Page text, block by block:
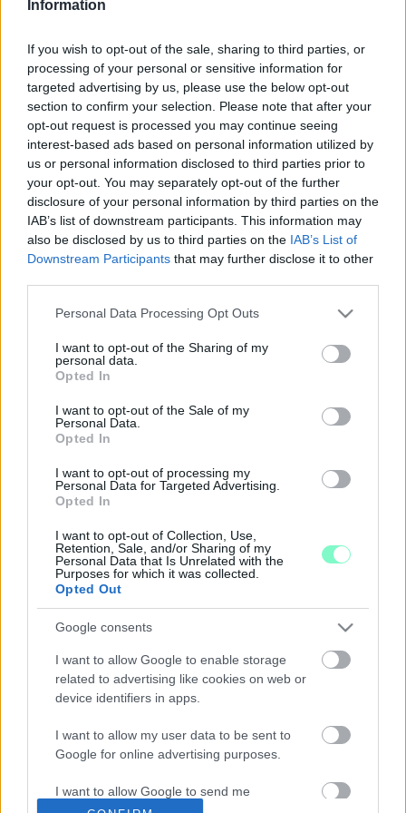
Information
If you wish to opt-out of the sale, sharing to third parties, or
processing of your personal or sensitive information for
targeted advertising by us, please use the below opt-out
section to confirm your selection. Please note that after your
opt-out request is processed you may continue seeing
interest-based ads based on personal information utilized by
us or personal information disclosed to third parties prior to
your opt-out. You may separately opt-out of the further
disclosure of your personal information by third parties on the
IAB’s list of downstream participants. This information may
also be disclosed by us to third parties on the IAB’s List of
Downstream Participants that may further disclose it to other
Please note that this website/app uses one or more Google
not limited to your visit or usage behaviour. You may click to
grant or deny consent to Google and its third-party tags to
use your data for below specified purposes in below Google
consent section.
Personal Data Processing Opt Outs
I want to opt-out of the Sharing of my
personal data.
Opted In
I want to opt-out of the Sale of my
Personal Data.
Opted In
I want to opt-out of processing my
Personal Data for Targeted Advertising.
Opted In
I want to opt-out of Collection, Use,
Retention, Sale, and/or Sharing of my
Personal Data that Is Unrelated with the
Purposes for which it was collected.
Opted Out
Google consents
I want to allow Google to enable storage
related to advertising like cookies on web or
device identifiers in apps.
I want to allow my user data to be sent to
Google for online advertising purposes.
I want to allow Google to send me
personalized advertising.
ALPOLGÁRMESTERE BELÉPETT A MOMENTUM
2020. november. 03. 12:35
Fekete-Győr András, a Momentum Mozgalom elnöke és László
Győző, szombathelyi alpolgármester közös sajtótájékoztatón
jelentette be a belépést.
SOPRON POLGÁRMESTERE AZT KÉRI AZ
OSZTRÁKOKTÓL, TOVÁBBRA IS JÖJJENEK
HOZZÁNK
2020. szeptember. 04. 11:40
A magyar kormány kapkodása miatt sokan akkor sem utaznak
hazánkba, ha amúgy joguk lenne hozzá. A határnál lévő hosszú
sorok sem vonzóak.
KEVESEBB, MINT EGY MOTOGP PÁLYÁNYI PÉNZ
EGYSZERI BÉRKIEGÉSZÍTÉSÉRE
2020. július. 14. 07:08
Mérges és csalódott szociális dolgozók a szombathelyi fórumon.
KÉZZEL KÉSZÍTETT OKLEVELEKKEL
KÖSZÖNTÉK MEG A SZOMBATHELYI
HÁZIORVOSOK A VÁROSVEZETÉS JÁRVÁNY
IDEJÉN NYÚJTOTT SEGÍTSÉGÉT
2020. július. 04. 17:10
A városháza mindig azonnal intézkedett, a doktorok nem tudtak
lehetetlent kérni – méltatta Neményéket Haklits Györgyi
A SZOMBATHELYI VÁROSVEZETÉS RENDBE
SZEDNÉ A SZOCIÁLIS GONDOZÁSRA
SZORULTAK ELHELYEZÉSÉT
2020. június. 18. 16:20
A közgyűlés elé fogják vinni egy átfogó megoldás
ÉLELMISZERADOMÁNNYAL GAZDAGODTAK A
VAS MEGYEI ÁLLAMI GONDOZOTT GYERMEKEK
A megyében gondozott 185 gyermek összesen 2 tonnányi
adományt kapott.
"SZOMBATHELY, A SEGÍTSÉG VÁROSA"